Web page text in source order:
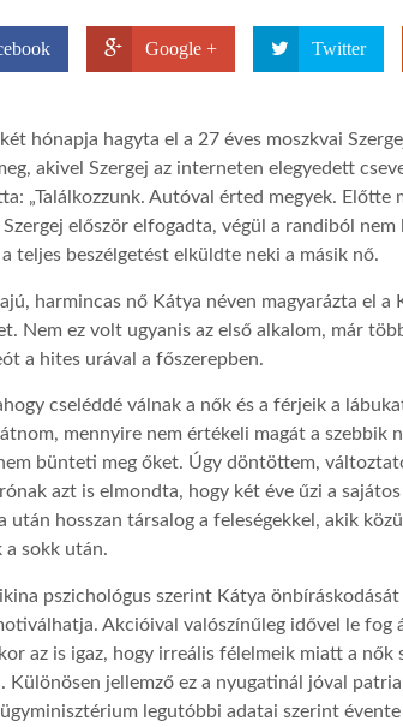
Google + Twitter
két hónapja hagyta el a 27 éves moszkvai
akivel Szergej az interneten elegyedett
„Találkozzunk. Autóval érted megyek. Előtte
először elfogadta, végül a randiból
teljes beszélgetést elküldte neki a másik nő.
harmincas nő Kátya néven magyarázta el a
Nem ez volt ugyanis az első alkalom, már
a hites urával a főszerepben.
cseléddé válnak a nők és a férjeik a
mennyire nem értékeli magát a szebbik
bünteti meg őket. Úgy döntöttem,
azt is elmondta, hogy két éve űzi a
után hosszan társalog a feleségekkel, akik
a sokk után.
pszichológus szerint Kátya
Akcióival valószínűleg idővel le fog
az is igaz, hogy irreális félelmeik miatt a
Különösen jellemző ez a nyugatinál jóval
legutóbbi adatai szerint